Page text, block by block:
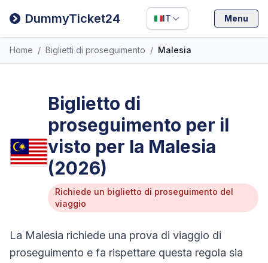
DummyTicket24 IT
Filipino
Deutsch
Español
Menu
Home / Biglietti di proseguimento / Malesia
Biglietto di
proseguimento per il
visto per la Malesia
(2026)
Richiede un biglietto di proseguimento del
viaggio
La Malesia richiede una prova di viaggio di
proseguimento e fa rispettare questa regola sia